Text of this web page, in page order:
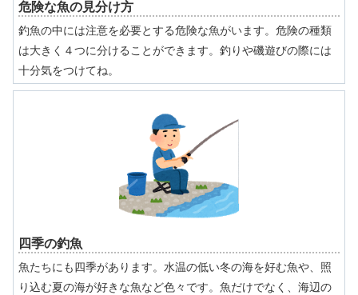
危険な魚の見分け方
釣魚の中には注意を必要とする危険な魚がいます。危険の種類
は大きく４つに分けることができます。釣りや磯遊びの際には
十分気をつけてね。
四季の釣魚
魚たちにも四季があります。水温の低い冬の海を好む魚や、照
り込む夏の海が好きな魚など色々です。魚だけでなく、海辺の